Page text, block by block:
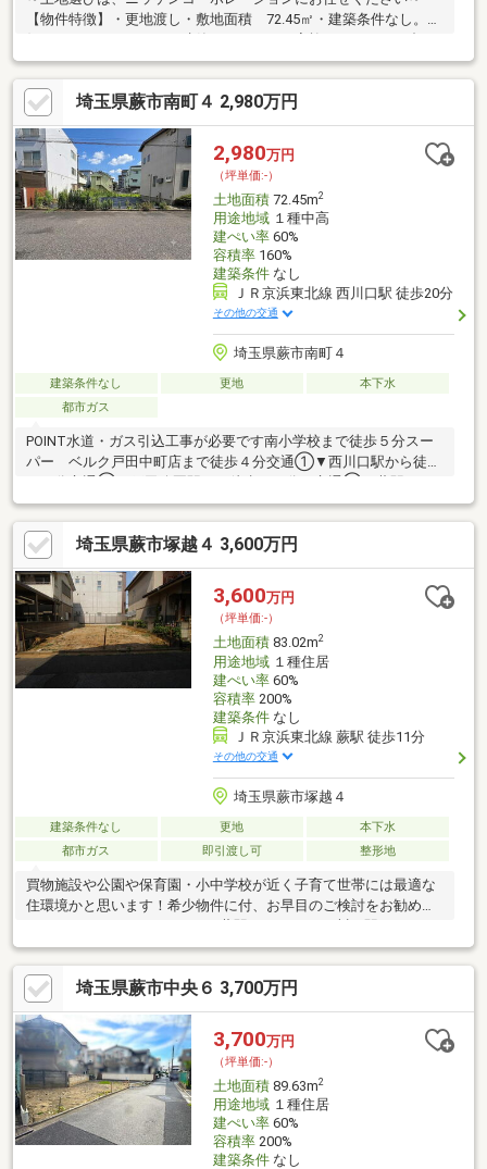
【物件特徴】・更地渡し・敷地面積 72.45㎡・建築条件なし。お
た住まいをご提案します。【周辺環境】・コンビニまで徒歩3分！
スーパーまで徒歩5分！ドラックストアまで徒歩2分！お買い物に
困りません♪・小学校・中学校・幼稚園・保育園が近くにあり、子
育て環境良好エリア
埼玉県蕨市南町４ 2,980万円
2,980万円
（坪単価:-）
土地面積72.45m2
用途地域１種中高
建ぺい率60%
容積率160%
建築条件なし
ＪＲ京浜東北線 西川口駅 徒歩20分
その他の交通
埼玉県蕨市南町４
建築条件なし 更地
本下水
都市ガス
POINT水道・ガス引込工事が必要です南小学校まで徒歩５分スー
パー ベルク戸田中町店まで徒歩４分交通①▼西川口駅から徒歩
徒歩２３分Support ――――――――――――□住信SBI代理事業 東宝
ハウスフィナンシャル（T.sローン）□auじぶん銀行（指定不動産
会社）□365日24時間住まいの駆付けサービス（3年間無料） □東
宝ハウスCLUB アフターサービス◎詳細、ご見学、資金相談など
お気軽にフリーダイヤル 「0120-104-853」▼お仕事帰りのご相
談等もご対応できます。（予約制）
埼玉県蕨市塚越４ 3,600万円
3,600万円
（坪単価:-）
土地面積83.02m2
用途地域１種住居
建ぺい率60%
容積率200%
建築条件なし
ＪＲ京浜東北線 蕨駅 徒歩11分
その他の交通
埼玉県蕨市塚越４
建築条件なし 更地
本下水
都市ガス
即引渡し可 整形地
買物施設や公園や保育園・小中学校が近く子育て世帯には最適な
住環境かと思います！希少物件に付、お早目のご検討をお勧め致
します！～Life Information～■蕨駅 850ｍ ■西川口駅 1300
ｍ ■東小学校 290ｍ ■東中学校 650ｍ ■わらび星の子保育
園 350ｍ ■ライフ蕨駅前店 550ｍ ■市民公園 200ｍ ■フ
ァミリーマート塚越三丁目店 ■ビッグ・エー塚越3丁目店 290
ｍ ■イオンタウン蕨 600ｍ ■塚越児童館 300ｍ
埼玉県蕨市中央６ 3,700万円
3,700万円
（坪単価:-）
土地面積89.63m2
用途地域１種住居
建ぺい率60%
容積率200%
建築条件なし